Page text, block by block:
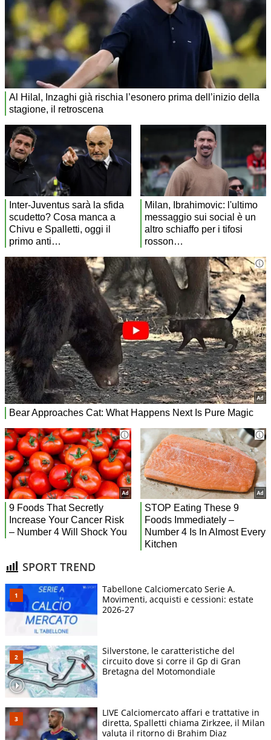
SPORT TREND
Tabellone Calciomercato Serie A.
Movimenti, acquisti e cessioni: estate
2026-27
Silverstone, le caratteristiche del
circuito dove si corre il Gp di Gran
Bretagna del Motomondiale
LIVE Calciomercato affari e trattative in
diretta, Spalletti chiama Zirkzee, il Milan
valuta il ritorno di Brahim Diaz